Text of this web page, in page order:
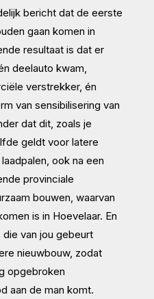
bericht dat de eerste
gaan komen in
resultaat is dat er
deelauto kwam,
verstrekker, én
van sensibilisering van
dat dit, zoals je
geldt voor latere
ook na een
provinciale
bouwen, waarvan
is in Hoevelaar. En
van jou gebeurt
nieuwbouw, zodat
opgebroken
aan de man komt.